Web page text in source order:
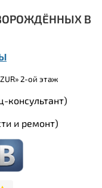
В
2-ой этаж
консультант)
и ремонт)